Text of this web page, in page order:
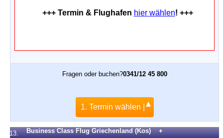
+++ Termin & Flughafen hier wählen! +++
Fragen oder buchen?0341/12 45 800
1. Termin wählen |
13.
Business Class Flug Griechenland (Kos) +